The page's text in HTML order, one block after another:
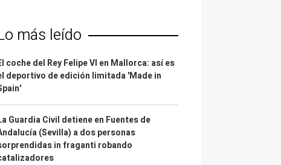
más leído
coche del Rey Felipe VI en Mallorca: así es
deportivo de edición limitada 'Made in
Guardia Civil detiene en Fuentes de
(Sevilla) a dos personas
in fraganti robando